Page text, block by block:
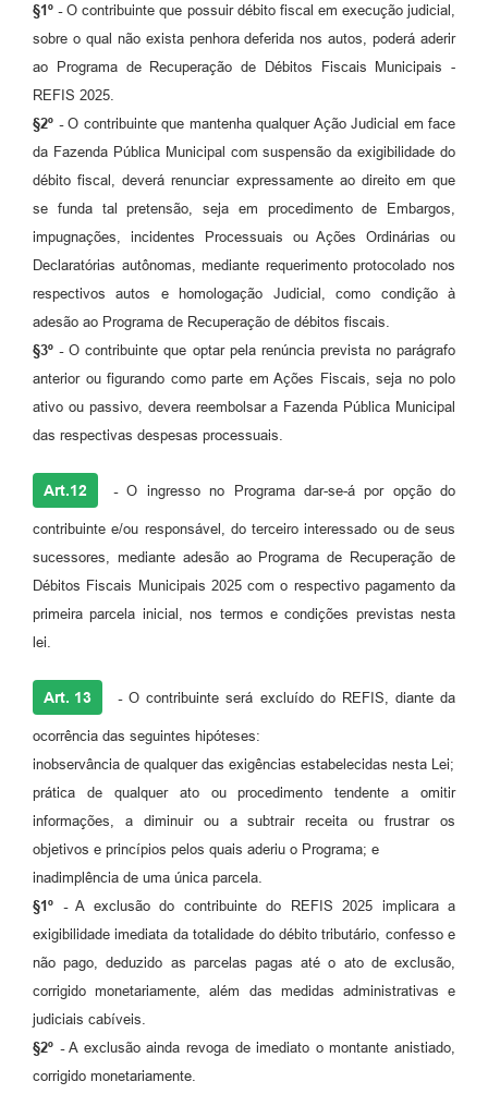
§1º -O contribuinte que possuir débito fiscal em execução judicial,
sobre o qual não exista penhora deferida nos autos, poderá aderir
ao Programa de Recuperação de Débitos Fiscais Municipais -
REFIS 2025.
§2º -O contribuinte que mantenha qualquer Ação Judicial em face
da Fazenda Pública Municipal com suspensão da exigibilidade do
débito fiscal, deverá renunciar expressamente ao direito em que
se funda tal pretensão, seja em procedimento de Embargos,
impugnações, incidentes Processuais ou Ações Ordinárias ou
Declaratórias autônomas, mediante requerimento protocolado nos
respectivos autos e homologação Judicial, como condição à
adesão ao Programa de Recuperação de débitos fiscais.
§3º -O contribuinte que optar pela renúncia prevista no parágrafo
anterior ou figurando como parte em Ações Fiscais, seja no polo
ativo ou passivo, devera reembolsar a Fazenda Pública Municipal
das respectivas despesas processuais.
Art.12 -O ingresso no Programa dar-se-á por opção do
contribuinte e/ou responsável, do terceiro interessado ou de seus
sucessores, mediante adesão ao Programa de Recuperação de
Débitos Fiscais Municipais 2025 com o respectivo pagamento da
primeira parcela inicial, nos termos e condições previstas nesta
lei.
Art. 13 -O contribuinte será excluído do REFIS, diante da
ocorrência das seguintes hipóteses:
inobservância de qualquer das exigências estabelecidas nesta Lei;
prática de qualquer ato ou procedimento tendente a omitir
informações, a diminuir ou a subtrair receita ou frustrar os
objetivos e princípios pelos quais aderiu o Programa; e
inadimplência de uma única parcela.
§1º -A exclusão do contribuinte do REFIS 2025 implicara a
exigibilidade imediata da totalidade do débito tributário, confesso e
não pago, deduzido as parcelas pagas até o ato de exclusão,
corrigido monetariamente, além das medidas administrativas e
judiciais cabíveis.
§2º -A exclusão ainda revoga de imediato o montante anistiado,
corrigido monetariamente.